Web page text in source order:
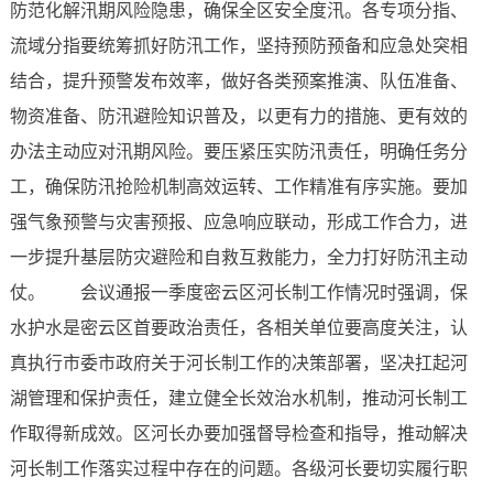
防范化解汛期风险隐患，确保全区安全度汛。各专项分指、
流域分指要统筹抓好防汛工作，坚持预防预备和应急处突相
结合，提升预警发布效率，做好各类预案推演、队伍准备、
物资准备、防汛避险知识普及，以更有力的措施、更有效的
办法主动应对汛期风险。要压紧压实防汛责任，明确任务分
工，确保防汛抢险机制高效运转、工作精准有序实施。要加
强气象预警与灾害预报、应急响应联动，形成工作合力，进
一步提升基层防灾避险和自救互救能力，全力打好防汛主动
仗。 会议通报一季度密云区河长制工作情况时强调，保
水护水是密云区首要政治责任，各相关单位要高度关注，认
真执行市委市政府关于河长制工作的决策部署，坚决扛起河
湖管理和保护责任，建立健全长效治水机制，推动河长制工
作取得新成效。区河长办要加强督导检查和指导，推动解决
河长制工作落实过程中存在的问题。各级河长要切实履行职